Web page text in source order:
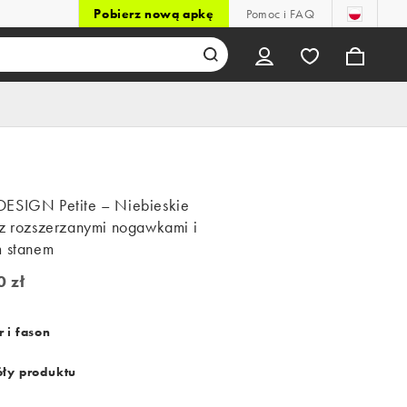
Pobierz nową apkę Pomoc i FAQ
Petite – Niebieskie
rozszerzanymi nogawkami i
stanem
zł
i fason
produktu